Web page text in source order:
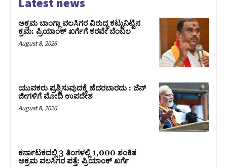
ಅಕ್ರಮ ಬಾಂಗ್ಲಾ ವಲಸಿಗರ ವಿರುದ್ಧ ಕಟ್ಟುನಿಟ್ಟಿನ
ಕ್ರಮ: ಪ್ರಿಯಾಂಕ್ ಖರ್ಗೆಗೆ ಕರವೇ ಬೆಂಬಲ
August 8, 2026
ಯುವಕರು ಪ್ರಶ್ನಿಸುವುದಕ್ಕೆ ಹೆದರಬಾರದು : ಜೆನ್‌
ಜೀಗಳಿಗೆ ಮೋದಿ ಉಪದೇಶ
August 8, 2026
ಕರ್ನಾಟಕದಲ್ಲಿ 3 ತಿಂಗಳಲ್ಲಿ 1,000 ಶಂಕಿತ
ಅಕ್ರಮ ವಲಸಿಗರ ಪತ್ತೆ: ಪ್ರಿಯಾಂಕ್‌ ಖರ್ಗೆ